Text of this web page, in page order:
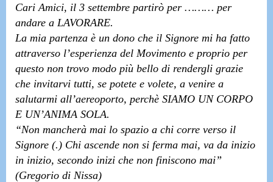
Cari Amici, il 3 settembre partirò per ……… per
andare a LAVORARE.
La mia partenza è un dono che il Signore mi ha fatto
attraverso l’esperienza del Movimento e proprio per
questo non trovo modo più bello di rendergli grazie
che invitarvi tutti, se potete e volete, a venire a
salutarmi all’aereoporto, perchè SIAMO UN CORPO
E UN’ANIMA SOLA.
“Non mancherà mai lo spazio a chi corre verso il
Signore (.) Chi ascende non si ferma mai, va da inizio
in inizio, secondo inizi che non finiscono mai”
(Gregorio di Nissa)